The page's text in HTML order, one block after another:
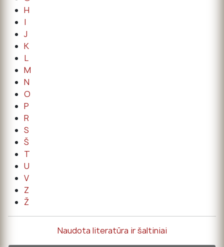
H
I
J
K
L
M
N
O
P
R
S
Š
T
U
V
Z
Ž
Naudota literatūra ir šaltiniai